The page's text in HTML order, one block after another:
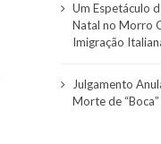
Um Espetáculo
Natal no Morro
Imigração
Julgamento
Morte de